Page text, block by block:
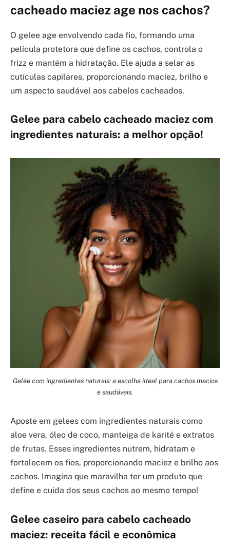
cacheado maciez age nos cachos?
O gelee age envolvendo cada fio, formando uma
película protetora que define os cachos, controla o
frizz e mantém a hidratação. Ele ajuda a selar as
cutículas capilares, proporcionando maciez, brilho e
um aspecto saudável aos cabelos cacheados.
Gelee para cabelo cacheado maciez com
ingredientes naturais: a melhor opção!
Gelée com ingredientes naturais: a escolha ideal para cachos macios
e saudáveis.
Aposte em gelees com ingredientes naturais como
aloe vera, óleo de coco, manteiga de karité e extratos
de frutas. Esses ingredientes nutrem, hidratam e
fortalecem os fios, proporcionando maciez e brilho aos
cachos. Imagina que maravilha ter um produto que
define e cuida dos seus cachos ao mesmo tempo!
Gelee caseiro para cabelo cacheado
maciez: receita fácil e econômica